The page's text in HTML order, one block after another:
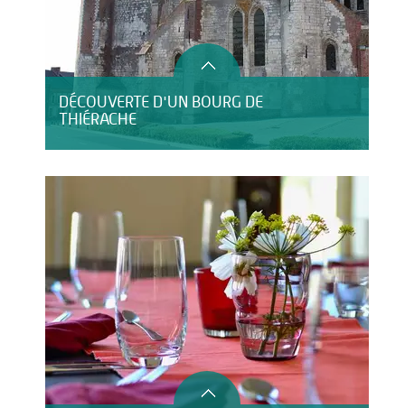
DÉCOUVERTE D'UN BOURG DE
THIÉRACHE